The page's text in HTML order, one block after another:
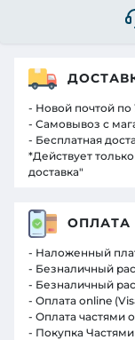
- Новой почтой по
- Самовывоз с
- Бесплатная
*Действует
доставка"
ОПЛАТА
- Наложенный
- Безналичный
- Безналичный
- Оплата online
- Оплата частями
- Покупка